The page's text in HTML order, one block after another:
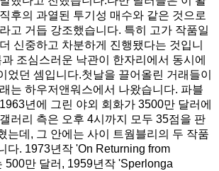
후의 과열된 투기성 매수와 같은 것으로
고 거듭 강조했습니다. 특히 고가 작품일
신중하고 차분하게 진행됐다는 것입니
조심스러운 낙관이 한자리에서 동시에
었던 셈입니다.첫날을 끌어올린 거래들이
는 하우저앤워스에서 나왔습니다. 파블
년에 그린 야외 회화가 3500만 달러에
러리 측은 오후 4시까지 모두 35점을 판
는데, 그 안에는 사이 트웜블리의 두 작품
다. 1973년작 'On Returning from
500만 달러, 1959년작 'Sperlonga